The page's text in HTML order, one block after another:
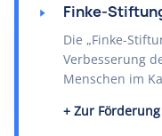
Finke-
Die „Finke-
Verbesserung
Menschen im
Zur Förderung